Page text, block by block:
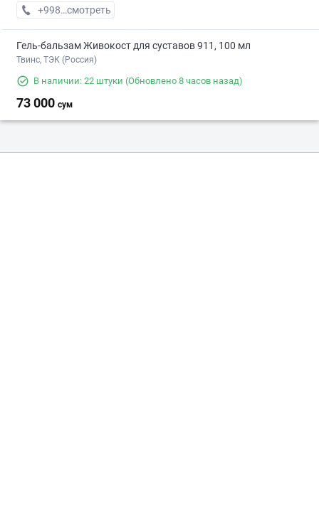
+998 (55) XXX-XX-XX
смотреть
Гель-бальзам Живокост для суставов 911, 100 мл
Твинс, ТЭК (Россия)
В наличии: 22 штуки (Обновлено 8 часов назад)
73 000 сум